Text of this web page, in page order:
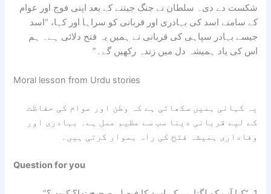
شکست دے دی۔ سلطان نے جنگ جیتنے کے بعد اپنی فوج اور عوام
کے سامنے اسد کی بہادری اور قربانی کو سراہا اور کہا، “اسد
جیسے بہادر سپاہی کی قربانی نے ہمیں یہ فتح دلائی ہے۔ ہم
اس کی یاد ہمیشہ دل میں زندہ رکھیں گے۔”
Moral lesson from Urdu stories
یہ کہانی ہمیں سکھاتی ہے کہ وطن اور عوام کی حفاظت
کے لیے قربانی دینا سب سے عظیم عمل ہے۔ بہادری اور
وفاداری ہمیشہ فتح کی راہ ہموار کرتی ہیں۔
Question for you